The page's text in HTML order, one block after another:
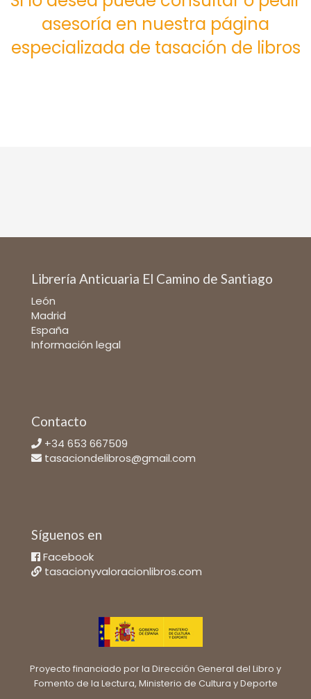
asesoría en nuestra página
especializada de tasación de libros
Librería Anticuaria El Camino de Santiago
León
Madrid
España
Información legal
Contacto
+34 653 667509
tasaciondelibros@gmail.com
Síguenos en
Facebook
tasacionyvaloracionlibros.com
Proyecto financiado por la Dirección General del Libro y
Fomento de la Lectura, Ministerio de Cultura y Deporte